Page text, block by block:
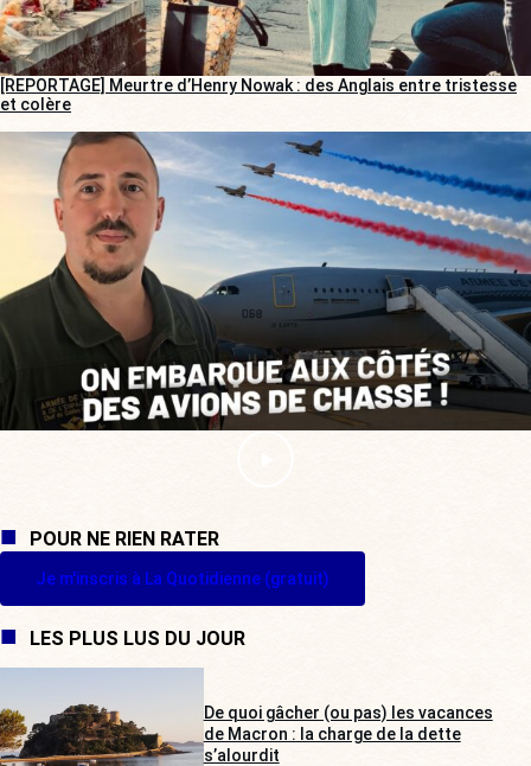
[REPORTAGE] Meurtre d’Henry Nowak : des Anglais entre tristesse
et colère
POUR NE RIEN RATER
Je m'inscris à La Quotidienne (gratuit)
LES PLUS LUS DU JOUR
De quoi gâcher (ou pas) les vacances
de Macron : la charge de la dette
s’alourdit